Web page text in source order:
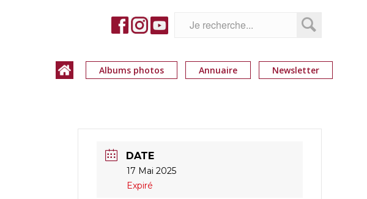
Albums photos Annuaire Newsletter
DATE
17 Mai 2025
Expiré